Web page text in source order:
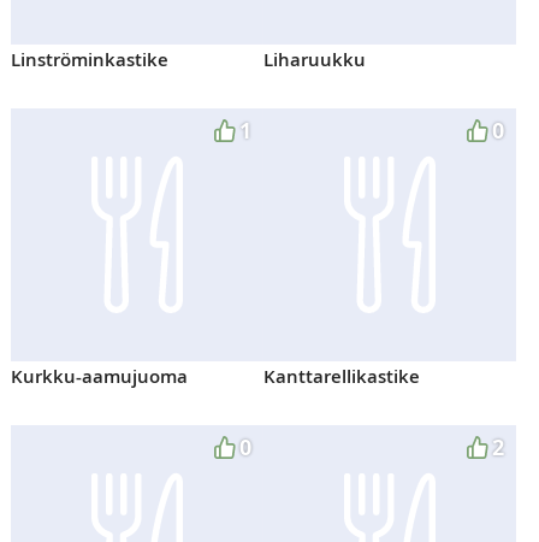
Linströminkastike Liharuukku
1
Kurkku-aamujuoma
0
Kanttarellikastike
0 2